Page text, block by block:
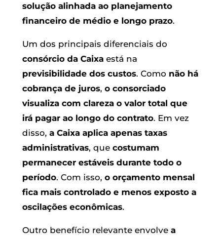
solução alinhada ao planejamento
financeiro de médio e longo prazo.
Um dos principais diferenciais do
consórcio da Caixaestá na
previsibilidade dos custos. Como não há
cobrança de juros, o consorciado
visualiza com clareza o valor total que
irá pagar ao longo do contrato. Em vez
disso, a Caixa aplica apenas taxas
administrativas, que costumam
permanecer estáveis durante todo o
período. Com isso, o orçamento mensal
fica mais controlado e menos exposto a
oscilações econômicas.
Outro benefício relevante envolve a